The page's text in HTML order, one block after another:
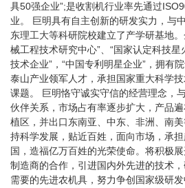
具50强企业”;是收割机行业率先通过
业。 巨明具有自主创新的研发实力，与
东理工大等科研院校建立了产学研基地
械工程技术研究中心”、“国家认定科技星
技术企业”，“中国专利明星企业”，拥有
泰山产业领军人才，承担国家重大科学
课题。 巨明恪守诚实守信的经营理念，
伙伴关系，市场占有率逐步扩大，产品
植区，并出口东南亚、中东、非洲、南
持科学发展，贴近百姓，面向市场，承
国，造福亿万百姓的光荣使命。将积极
制造商的合作，引进国内外先进的技术
需要的先进农机具，努力争创国家级研